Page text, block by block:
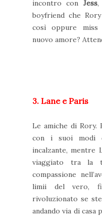
incontro con Jess,
boyfriend che
così oppure
nuovo amore?
3. Lane e Paris
Le amiche di Rory.
con i suoi modi
incalzante, mentre
viaggiato tra la
compassione
limii del vero,
rivoluzionato se
andando via di casa